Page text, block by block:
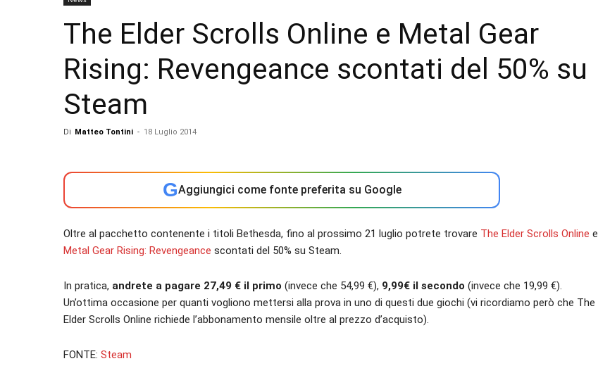
The Elder Scrolls Online e Metal Gear
Rising: Revengeance scontati del 50% su
Steam
Di Matteo Tontini - 18 Luglio 2014
GAggiungici come fonte preferita su Google
Oltre al pacchetto contenente i titoli Bethesda, fino al prossimo 21 luglio potrete trovare The Elder Scrolls Online e
Metal Gear Rising: Revengeance scontati del 50% su Steam.
In pratica, andrete a pagare 27,49 € il primo (invece che 54,99 €), 9,99€ il secondo (invece che 19,99 €).
Un’ottima occasione per quanti vogliono mettersi alla prova in uno di questi due giochi (vi ricordiamo però che The
Elder Scrolls Online richiede l’abbonamento mensile oltre al prezzo d’acquisto).
FONTE: Steam